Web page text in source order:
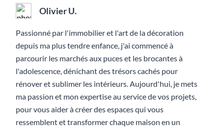
Olivier U.
Passionné par l'immobilier et l'art de la décoration
depuis ma plus tendre enfance, j'ai commencé à
parcourir les marchés aux puces et les brocantes à
l'adolescence, dénichant des trésors cachés pour
rénover et sublimer les intérieurs. Aujourd'hui, je mets
ma passion et mon expertise au service de vos projets,
pour vous aider à créer des espaces qui vous
ressemblent et transformer chaque maison en un